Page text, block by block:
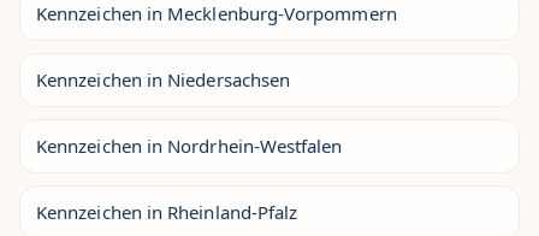
Kennzeichen in Mecklenburg-Vorpommern
Kennzeichen in Niedersachsen
Kennzeichen in Nordrhein-Westfalen
Kennzeichen in Rheinland-Pfalz